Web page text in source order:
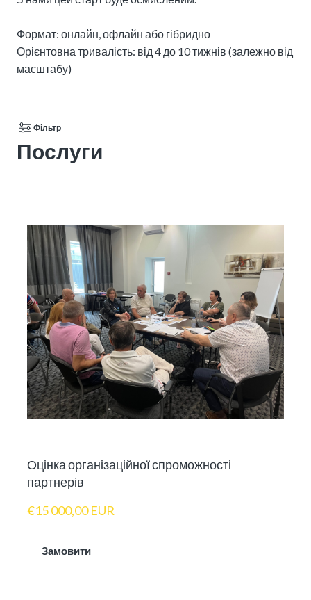
Формат: онлайн, офлайн або гібридно
Орієнтовна тривалість: від 4 до 10 тижнів (залежно від
масштабу)
Фільтр
Послуги
Оцінка організаційної спроможності
партнерів
€15 000,00 EUR
Замовити